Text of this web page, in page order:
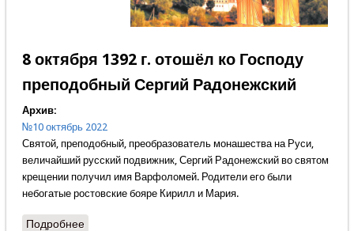
8 октября 1392 г. отошёл ко Господу
преподобный Сергий Радонежский
Архив:
№10 октябрь 2022
Святой, преподобный, преобразователь монашества на Руси,
величайший русский подвижник, Сергий Радонежский во святом
крещении получил имя Варфоломей. Родители его были
небогатые ростовские бояре Кирилл и Мария.
Подробнеео 8 октября 1392 г. отошёл ко Господу